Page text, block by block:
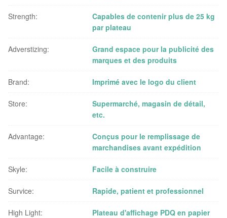
Strength:
Capables de contenir plus de 25 kg
par plateau
Adverstizing:
Grand espace pour la publicité des
marques et des produits
Brand: Imprimé avec le logo du client
Store:
Supermarché, magasin de détail,
etc.
Advantage:
Conçus pour le remplissage de
marchandises avant expédition
Skyle: Facile à construire
Survice: Rapide, patient et professionnel
High Light:
Plateau d'affichage PDQ en papier